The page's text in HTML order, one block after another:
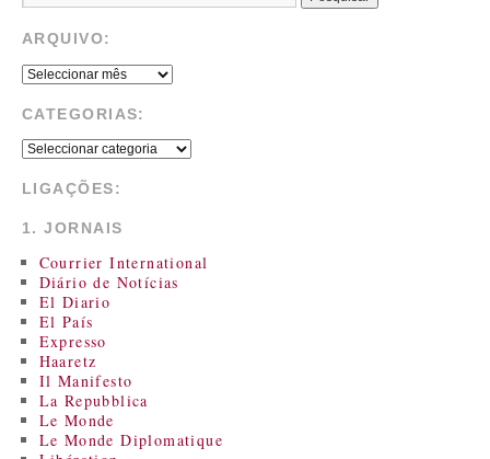
ARQUIVO:
CATEGORIAS:
LIGAÇÕES:
1. JORNAIS
Courrier International
Diário de Notícias
El Diario
El País
Expresso
Haaretz
Il Manifesto
La Repubblica
Le Monde
Le Monde Diplomatique